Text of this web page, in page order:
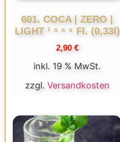
601. COCA | ZERO |
LIGHT ¹ ⁵ ⁶ ⁹ Fl. (0,33l)
2,90 €
inkl. 19 % MwSt.
zzgl. Versandkosten